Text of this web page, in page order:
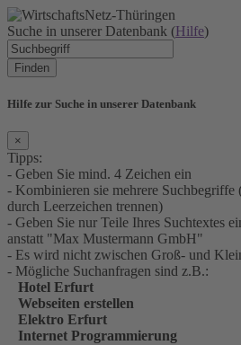
Suche in unserer Datenbank (Hilfe)
Finden
Hilfe zur Suche in unserer Datenbank
×
Tipps:
- Geben Sie mind. 4 Zeichen ein
- Kombinieren sie mehrere Suchbegriffe
durch Leerzeichen trennen)
- Geben Sie nur Teile Ihres Suchtextes
anstatt "Max Mustermann GmbH"
- Es wird nicht zwischen Groß- und
- Mögliche Suchanfragen sind z.B.:
Hotel Erfurt
Webseiten erstellen
Elektro Erfurt
Internet Programmierung